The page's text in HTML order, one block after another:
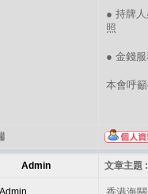
● 持牌
照
● 金錢
本會呼
Admin 文章主題 :